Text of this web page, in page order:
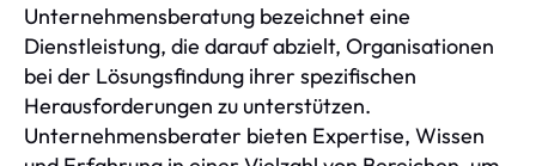
Unternehmensberatung bezeichnet eine
Dienstleistung, die darauf abzielt, Organisationen
bei der Lösungsfindung ihrer spezifischen
Herausforderungen zu unterstützen.
Unternehmensberater bieten Expertise, Wissen